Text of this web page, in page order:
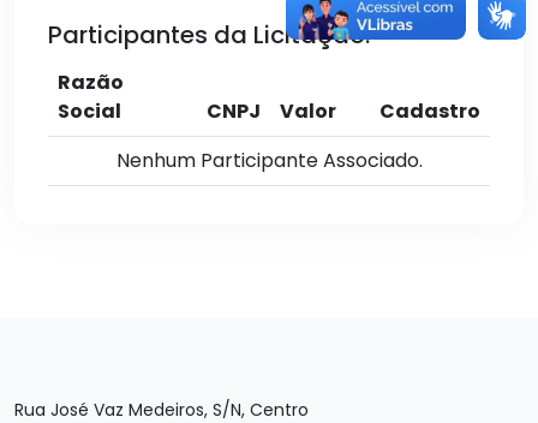
Participantes da Licitação:
Razão
Social
CNPJ Valor
Cadastro
Nenhum Participante Associado.
Rua José Vaz Medeiros, S/N, Centro